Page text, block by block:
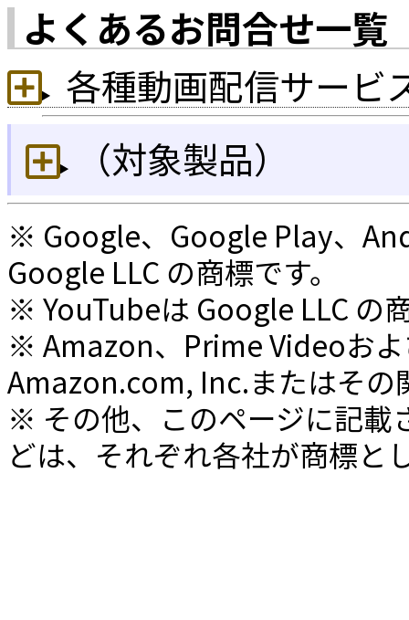
よくあるお問合せ一覧
各種動画配信サービ
（対象製品）
※ Google、Google Play、
Google LLC の商標です。
※ YouTubeは Google LLC の
※ Amazon、Prime Videoお
Amazon.com, Inc.またはその
※ その他、このページに記載
どは、それぞれ各社が商標と